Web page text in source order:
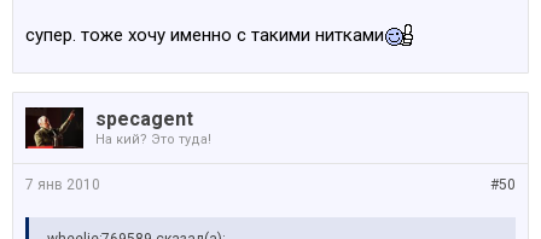
супер. тоже хочу именно с такими нитками
specagent
На кий? Это туда!
#50
7 янв 2010